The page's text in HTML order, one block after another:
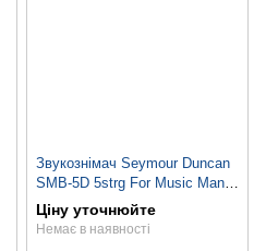
Звукознімач Seymour Duncan
SMB-5D 5strg For Music Man
Ceram
Ціну уточнюйте
Немає в наявності